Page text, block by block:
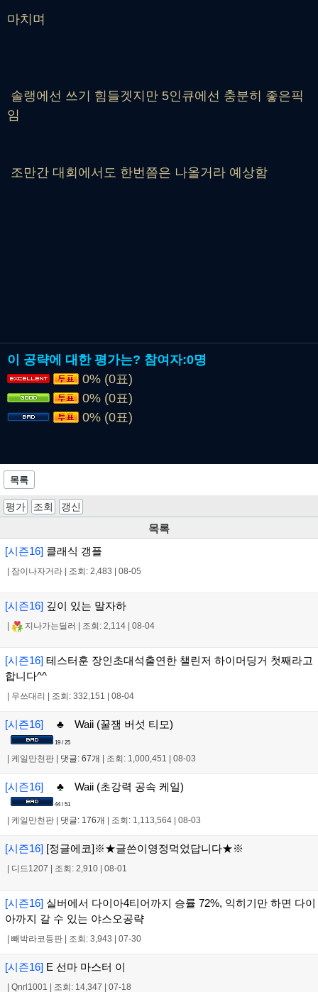
마치며
솔랭에선 쓰기 힘들겟지만 5인큐에선 충분히 좋은픽
임
조만간 대회에서도 한번쯤은 나올거라 예상함
이 공략에 대한 평가는? 참여자:0명
0% (0표)
0% (0표)
0% (0표)
목록
평가 조회 갱신
목록
[시즌16] 클래식 갱플
잠이나자거라 조회: 2,483 08-05
[시즌16] 깊이 있는 말자하
지나가는딜러 조회: 2,114 08-04
[시즌16] 테스터훈 장인초대석출연한 챌린저 하이머딩거 첫째라고
합니다^^
우쓰대리 조회: 332,151 08-04
[시즌16] ♣ Waii (꿀잼 버섯 티모)
19 / 25
| 케일만천판 | 댓글: 67개 | 조회: 1,000,451 | 08-03
[시즌16] ♣ Waii (초강력 공속 케일)
44 / 51
케일만천판 댓글: 176개 조회: 1,113,564 08-03
[시즌16] [정글에코]※★글쓴이영정먹었답니다★※
디드1207 조회: 2,910 08-01
[시즌16] 실버에서 다이아4티어까지 승률 72%, 익히기만 하면 다이
아까지 갈 수 있는 야스오공략
빼박라코등판 조회: 3,943 07-30
[시즌16] E 선마 마스터 이
Qnrl1001 조회: 14,347 07-18